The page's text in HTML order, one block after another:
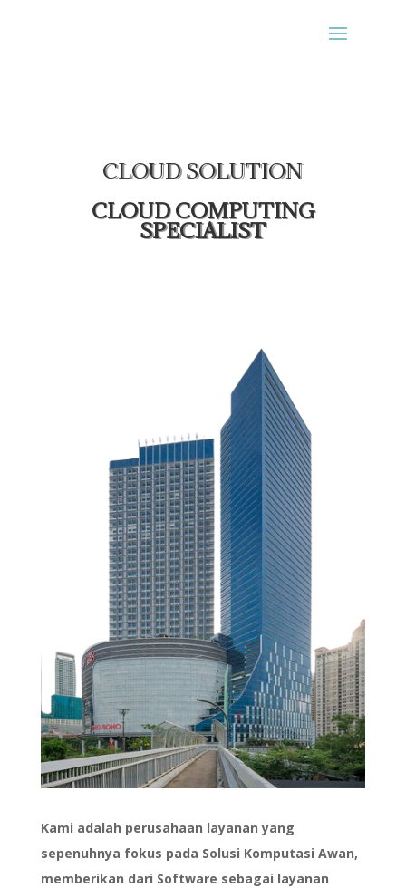
CLOUD SOLUTION
CLOUD COMPUTING
SPECIALIST
Kami adalah perusahaan layanan yang
sepenuhnya fokus pada Solusi Komputasi Awan,
memberikan dari Software sebagai layanan